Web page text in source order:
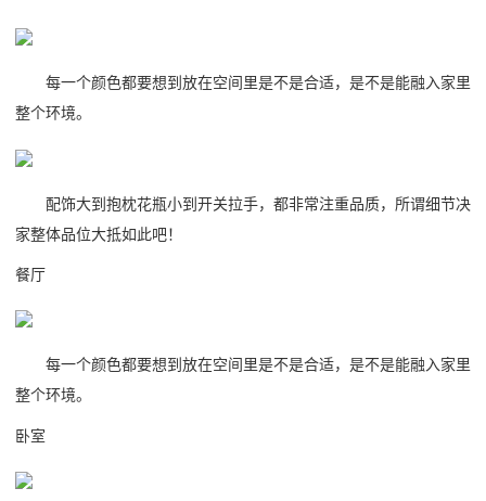
每一个颜色都要想到放在空间里是不是合适，是不是能融入家里
整个环境。
配饰大到抱枕花瓶小到开关拉手，都非常注重品质，所谓细节决
家整体品位大抵如此吧！
餐厅
每一个颜色都要想到放在空间里是不是合适，是不是能融入家里
整个环境。
卧室